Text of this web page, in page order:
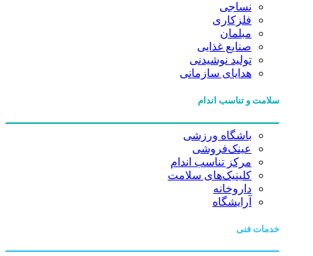
نساجی
فلزکاری
مبلمان
صنایع غذایی
تولید نوشیدنی
هدایای سازمانی
سلامت و تناسب اندام
باشگاه ورزشی
عینک‌فروشی
مرکز تناسب اندام
کلینیک‌های سلامت
داروخانه
آرایشگاه
خدمات فنی